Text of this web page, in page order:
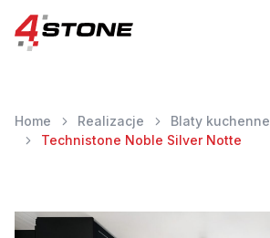
Home Realizacje
Blaty kuchenne
Technistone Noble Silver Notte